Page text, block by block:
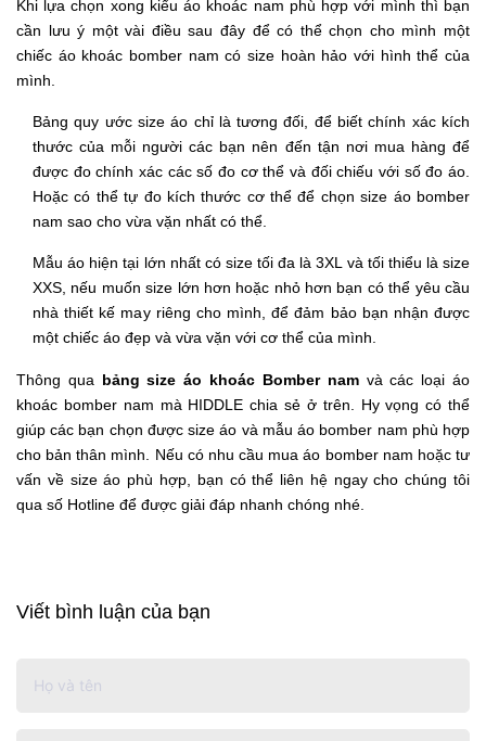
Khi lựa chọn xong kiểu áo khoác nam phù hợp với mình thì bạn
cần lưu ý một vài điều sau đây để có thể chọn cho mình một
chiếc áo khoác bomber nam có size hoàn hảo với hình thể của
mình.
Bảng quy ước size áo chỉ là tương đối, để biết chính xác kích
thước của mỗi người các bạn nên đến tận nơi mua hàng để
được đo chính xác các số đo cơ thể và đối chiếu với số đo áo.
Hoặc có thể tự đo kích thước cơ thể để chọn size áo bomber
nam sao cho vừa vặn nhất có thể.
Mẫu áo hiện tại lớn nhất có size tối đa là 3XL và tối thiểu là size
XXS, nếu muốn size lớn hơn hoặc nhỏ hơn bạn có thể yêu cầu
nhà thiết kế may riêng cho mình, để đảm bảo bạn nhận được
một chiếc áo đẹp và vừa vặn với cơ thể của mình.
Thông qua bảng size áo khoác Bomber namvà các loại áo
khoác bomber nam mà HIDDLE chia sẻ ở trên. Hy vọng có thể
giúp các bạn chọn được size áo và mẫu áo bomber nam phù hợp
cho bản thân mình. Nếu có nhu cầu mua áo bomber nam hoặc tư
vấn về size áo phù hợp, bạn có thể liên hệ ngay cho chúng tôi
qua số Hotline để được giải đáp nhanh chóng nhé.
Viết bình luận của bạn